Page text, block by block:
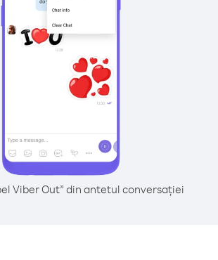
Viber Out” din antetul conversației